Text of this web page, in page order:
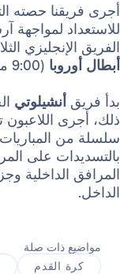
حصته التدريبية
لمواجهة آرسنال.
الثلاثاء
(9:00 مساء).
الحصة مع
اللاعبون تمارين
على
على المرمى.
وجزءاً مع
صلة
الفريق